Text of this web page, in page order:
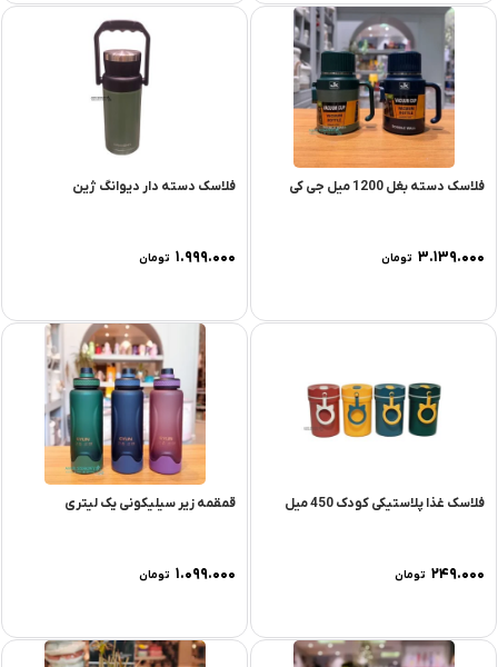
فلاسک دسته بغل 1200 میل جی کی
۳.۱۳۹.۰۰۰ تومان
فلاسک دسته دار دیوانگ ژین
۱.۹۹۹.۰۰۰ تومان
فلاسک غذا پلاستیکی کودک 450 میل
۲۴۹.۰۰۰ تومان
قمقمه زیر سیلیکونی یک لیتری
۱.۰۹۹.۰۰۰ تومان